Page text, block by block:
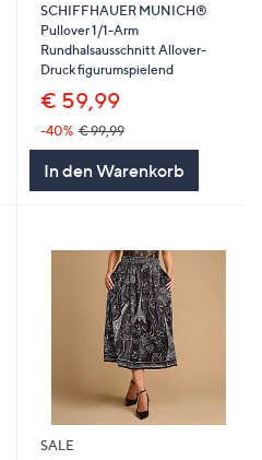
SCHIFFHAUER MUNICH®
Pullover 1/1-Arm
Rundhalsausschnitt Allover-
Druck figurumspielend
€ 59,99
-40% € 99,99
In den Warenkorb
SALE